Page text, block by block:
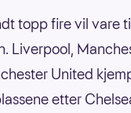
topp fire vil vare
Liverpool,
United
etter